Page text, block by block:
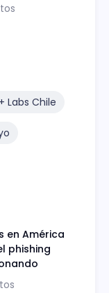
Labs Chile
en América
phishing